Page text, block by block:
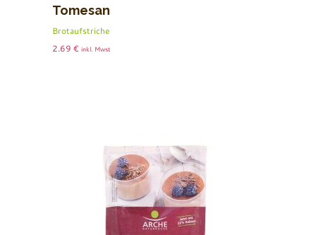
Tomesan
Brotaufstriche
2.69 € inkl. Mwst